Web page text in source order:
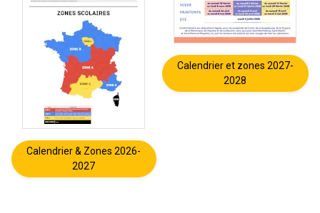
Calendrier & Zones 2026-
2027
Calendrier et zones 2027-
2028